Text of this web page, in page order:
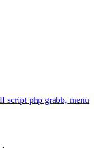
script php grabb, menu